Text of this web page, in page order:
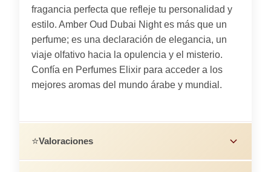
fragancia perfecta que refleje tu personalidad y
estilo. Amber Oud Dubai Night es más que un
perfume; es una declaración de elegancia, un
viaje olfativo hacia la opulencia y el misterio.
Confía en Perfumes Elixir para acceder a los
mejores aromas del mundo árabe y mundial.
⭐Valoraciones